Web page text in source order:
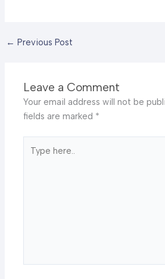
← Previous Post
Leave a Comment
Your email address will not be
fields are marked *
here..